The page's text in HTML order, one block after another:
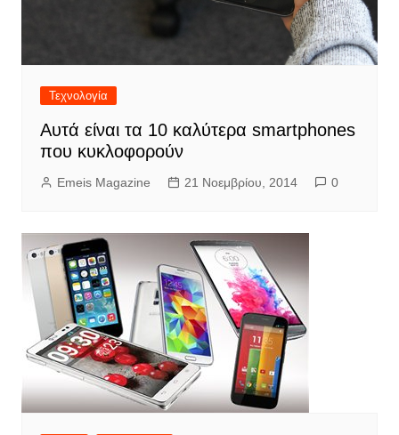
Τεχνολογία
Αυτά είναι τα 10 καλύτερα smartphones
που κυκλοφορούν
Emeis Magazine 21 Νοεμβρίου, 2014 0